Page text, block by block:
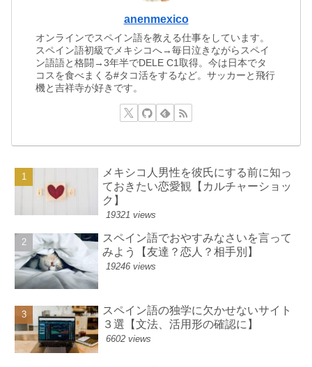
anenmexico
オンラインでスペイン語を教える仕事をしています。
スペイン語初級でメキシコへ→毎日泣きながらスペイ
ン語語と格闘→3年半でDELE C1取得。今は日本でタ
コスを食べまくる#タコ活をするなど。サッカーと飛行
機と吉祥寺が好きです。
メキシコ人男性を彼氏にする前に知っ
ておきたい恋愛観【カルチャーショッ
ク】
19321 views
スペイン語でおやすみなさいを言って
みよう【友達？恋人？相手別】
19246 views
スペイン語の独学に欠かせないサイト
３選【文法、活用形の確認に】
6602 views